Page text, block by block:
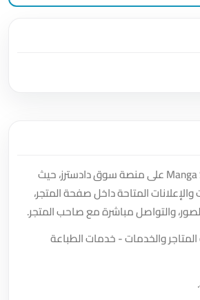
تعرّف على متجر Manga Shirts على منصة سوق دادسترز، حيث
المتاحة داخل صفحة المتجر،
والتواصل مباشرة مع صاحب المتجر.
والخدمات - خدمات الطباعة